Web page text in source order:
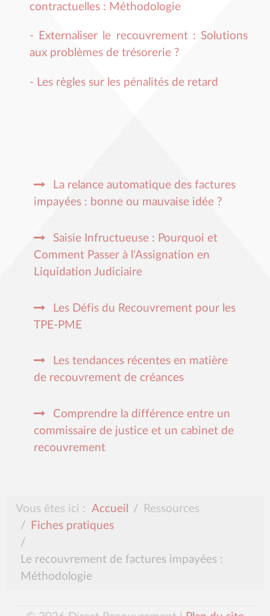
contractuelles : Méthodologie
- Externaliser le recouvrement : Solutions
aux problèmes de trésorerie ?
- Les règles sur les pénalités de retard
La relance automatique des factures
impayées : bonne ou mauvaise idée ?
Saisie Infructueuse : Pourquoi et
Comment Passer à l'Assignation en
Liquidation Judiciaire
Les Défis du Recouvrement pour les
TPE-PME
Les tendances récentes en matière
de recouvrement de créances
Comprendre la différence entre un
commissaire de justice et un cabinet de
recouvrement
Vous êtes ici : Accueil
Ressources
Fiches pratiques
Le recouvrement de factures impayées :
Méthodologie